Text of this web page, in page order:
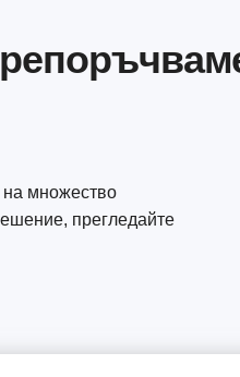
на множество
прегледайте